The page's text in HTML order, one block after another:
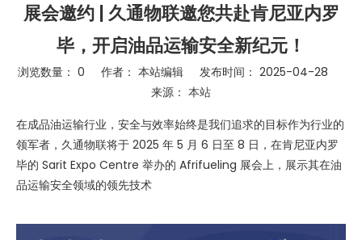
展会邀约 | 久通物联邀您共赴肯尼亚内罗
毕，开启油品运输安全新纪元！
浏览数量： 0 作者： 本站编辑 发布时间： 2025-04-28
来源： 本站
["wechat","weibo","qzone","douban","email"]
在成品油运输行业，安全与效率始终是我们追求的目标作为行业的
领军者，久通物联将于 2025 年 5 月 6 日至 8 日，在肯尼亚内罗
毕的 Sarit Expo Centre 举办的 Afrifueling 展会上，展示其在油
品运输安全领域的领先技术